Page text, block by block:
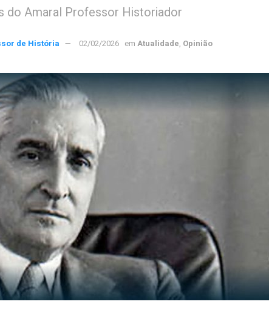
do Amaral Professor Historiador
de História 02/02/2026 em Atualidade, Opinião